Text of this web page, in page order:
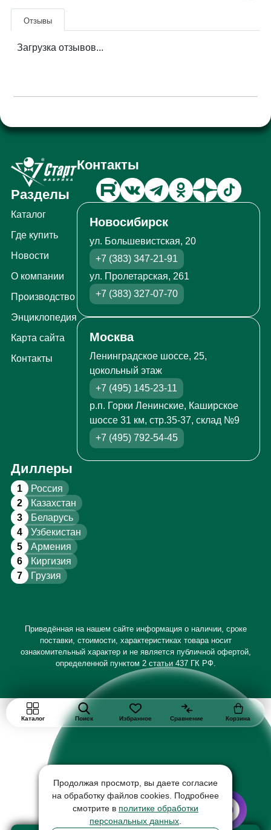
Отзывы
Загрузка отзывов...
Разделы
Каталог
Где купить
Новости
О компании
Производство
Энциклопедия
Карта сайта
Контакты
Контакты
Новосибирск
ул. Большевистская, 20
+7 (383) 347-21-91
ул. Пролетарская, 261
+7 (383) 327-07-70
Москва
Ленинградское шоссе, 25,
цокольный этаж
+7 (495) 145-23-11
р.п. Горки Ленинские, Каширское
шоссе 31 км, стр.35-37, склад №9
+7 (495) 792-54-45
Диллеры
1 Россия
2 Казахстан
3 Беларусь
4 Узбекистан
5 Армения
6 Киргизия
7 Грузия
Приведённая на нашем сайте информация о наличии, сроке
поставки, стоимости, характеристиках товара носит
ознакомительный характер и не является публичной офертой,
определенной пунктом 2 статьи 437 ГК РФ.
Каталог Поиск Избранное Сравнение Корзина
Продолжая просмотр, вы даете согласие
на обработку файлов cookies. Подробнее
смотрите в политике обработки
персональных данных